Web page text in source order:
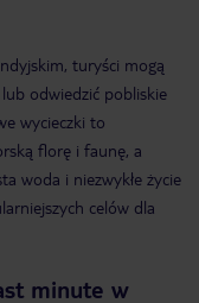
turyści mogą
odwiedzić pobliskie
wycieczki to
florę i faunę, a
woda i niezwykłe życie
celów dla
minute w